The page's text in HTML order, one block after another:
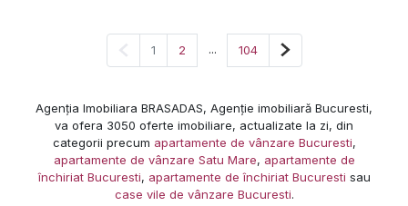
Pagina anterioară
1 2 ... 104 Pagina următoare
Agenția Imobiliara BRASADAS, Agenție imobiliară Bucuresti,
va ofera 3050 oferte imobiliare, actualizate la zi, din
categorii precum apartamente de vânzare Bucuresti,
apartamente de vânzare Satu Mare, apartamente de
închiriat Bucuresti, apartamente de închiriat Bucuresti sau
case vile de vânzare Bucuresti.